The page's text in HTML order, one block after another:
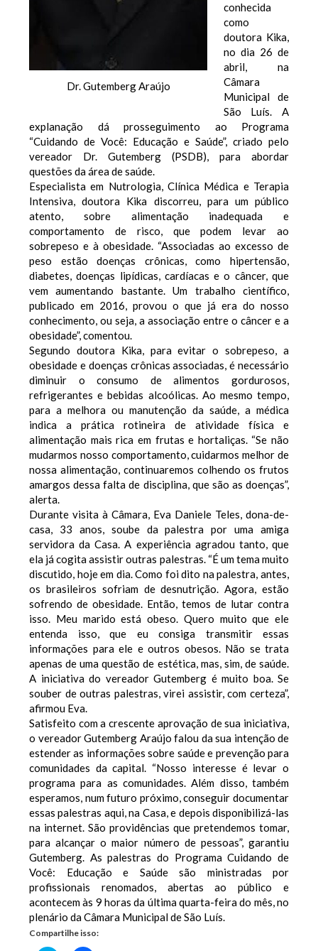
Dr. Gutemberg Araújo
conhecida
como
doutora Kika,
no dia 26 de
abril, na
Câmara
Municipal de
São Luís. A
explanação dá prosseguimento ao Programa
“Cuidando de Você: Educação e Saúde”, criado pelo
vereador Dr. Gutemberg (PSDB), para abordar
questões daárea de saúde.
Especialista em Nutrologia, Clínica Médica e Terapia
Intensiva, doutora Kika discorreu, para um público
atento, sobre alimentação inadequada e
comportamento de risco, que podem levar ao
sobrepeso e à obesidade. “Associadas ao excesso de
peso estão doenças crônicas, como hipertensão,
diabetes, doenças lipídicas, cardíacas e o câncer, que
vem aumentando bastante. Um trabalho científico,
publicado em 2016, provou o que já era do nosso
conhecimento, ou seja, a associação entre o câncer e a
obesidade”, comentou.
Segundo doutora Kika, para evitar o sobrepeso, a
obesidade e doenças crônicas associadas, é necessário
diminuir o consumo de alimentos gordurosos,
refrigerantes e bebidas alcoólicas. Ao mesmo tempo,
para a melhora ou manutenção da saúde, a médica
indica a prática rotineira de atividade física e
alimentação mais rica em frutas e hortaliças. “Se não
mudarmos nosso comportamento, cuidarmos melhor de
nossa alimentação, continuaremos colhendo os frutos
amargos dessa falta de disciplina, que são as doenças”,
alerta.
Durante visita à Câmara, Eva Daniele Teles, dona-de-
casa, 33 anos, soube da palestra por uma amiga
servidora da Casa. A experiência agradou tanto, que
ela já cogita assistir outras palestras. “É um tema muito
discutido, hoje em dia. Como foi dito na palestra, antes,
os brasileiros sofriam de desnutrição. Agora, estão
sofrendo de obesidade. Então, temos de lutar contra
isso. Meu marido está obeso. Quero muito que ele
entenda isso, que eu consiga transmitir essas
informações para ele e outros obesos. Não se trata
apenas de uma questão de estética, mas, sim, de saúde.
A iniciativa do vereador Gutemberg é muito boa. Se
souber de outras palestras, virei assistir, com certeza”,
afirmou Eva.
Satisfeito com a crescente aprovação de sua iniciativa,
o vereador Gutemberg Araújo falou da sua intenção de
estender as informações sobre saúde e prevenção para
comunidades da capital. “Nosso interesse é levar o
programa para as comunidades. Além disso, também
esperamos, num futuro próximo, conseguir documentar
essas palestras aqui, na Casa, e depois disponibilizá-las
na internet. São providências que pretendemos tomar,
para alcançar o maior número de pessoas”, garantiu
Gutemberg. As palestras do Programa Cuidando de
Você: Educação e Saúde são ministradas por
profissionais renomados, abertas ao público e
acontecem às 9 horas da última quarta-feira do mês, no
plenário da Câmara Municipal de São Luís.
Compartilhe isso: